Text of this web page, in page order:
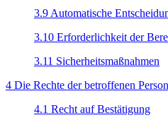
3.9 Automatische
3.10 Erforderlichkeit der
3.11 Sicherheitsmaßnahmen
4 Die Rechte der betroffenen
4.1 Recht auf Bestätigung